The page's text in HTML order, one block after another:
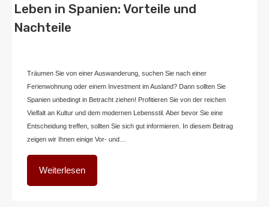
Leben in Spanien: Vorteile und
Nachteile
Träumen Sie von einer Auswanderung, suchen Sie nach einer
Ferienwohnung oder einem Investment im Ausland? Dann sollten Sie
Spanien unbedingt in Betracht ziehen! Profitieren Sie von der reichen
Vielfalt an Kultur und dem modernen Lebensstil. Aber bevor Sie eine
Entscheidung treffen, sollten Sie sich gut informieren. In diesem Beitrag
zeigen wir Ihnen einige Vor- und…
Weiterlesen